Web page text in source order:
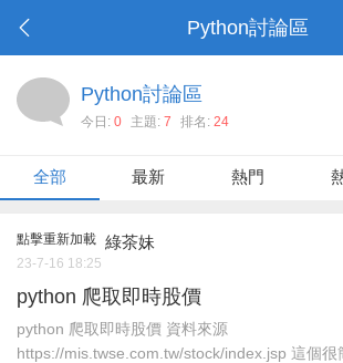
Python討論區
Python討論區
今日: 0 主題: 7 排名: 24
全部 最新 熱門
點擊重新加載 綠茶妹
23-7-16 18:25
python 爬取即時股價
python 爬取即時股價 資料來源
https://mis.twse.com.tw/stock/index.jsp 這個很